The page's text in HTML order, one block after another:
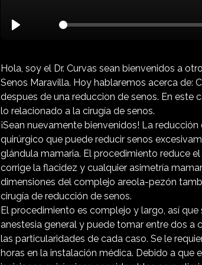
Hola, soy el Dr. Curvas sean bienvenidos a
Senos Maravilla. Hoy hablaremos acerca de:
despues de una reduccion de senos. En este
lo relacionado a la cirugía de senos.
¡Sean nuevamente bienvenidos! La
quirúrgico que puede reducir senos
glándula mamaria. El procedimiento reduce
corrige la flacidez y cualquier asimetría
dimensiones del complejo areola-pezón
cirugía de reducción de senos.
El procedimiento es complejo y largo, así que
anestesia general y puede tomar entre dos a
las particularidades de cada caso. Se le
horas en la instalación médica. Debido a que